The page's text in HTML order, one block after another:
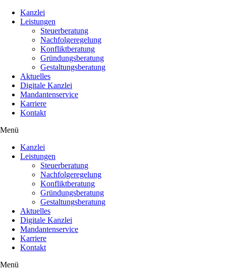
Kanzlei
Leistungen
Steuerberatung
Nachfolgeregelung
Konfliktberatung
Gründungsberatung
Gestaltungsberatung
Aktuelles
Digitale Kanzlei
Mandantenservice
Karriere
Kontakt
Menü
Kanzlei
Leistungen
Steuerberatung
Nachfolgeregelung
Konfliktberatung
Gründungsberatung
Gestaltungsberatung
Aktuelles
Digitale Kanzlei
Mandantenservice
Karriere
Kontakt
Menü